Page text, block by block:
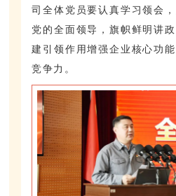
司全体党员要认真学习领会
党的全面领导，旗帜鲜明讲
建引领作用增强企业核心功
竞争力。